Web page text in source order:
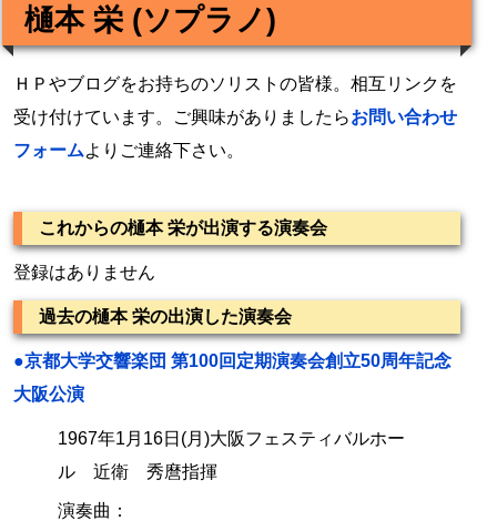
樋本 栄 (ソプラノ)
ＨＰやブログをお持ちのソリストの皆様。相互リンクを
受け付けています。ご興味がありましたらお問い合わせ
フォームよりご連絡下さい。
これからの樋本 栄が出演する演奏会
登録はありません
過去の樋本 栄の出演した演奏会
●京都大学交響楽団 第100回定期演奏会創立50周年記念
大阪公演
1967年1月16日(月)大阪フェスティバルホー
ル 近衛 秀麿指揮
演奏曲：